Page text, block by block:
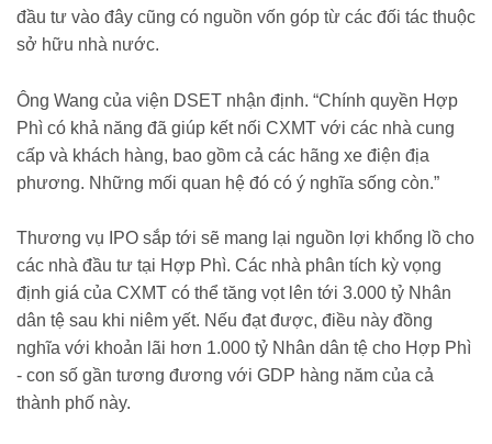
đầu tư vào đây cũng có nguồn vốn góp từ các đối tác thuộc
sở hữu nhà nước.
Ông Wang của viện DSET nhận định. “Chính quyền Hợp
Phì có khả năng đã giúp kết nối CXMT với các nhà cung
cấp và khách hàng, bao gồm cả các hãng xe điện địa
phương. Những mối quan hệ đó có ý nghĩa sống còn.”
Thương vụ IPO sắp tới sẽ mang lại nguồn lợi khổng lồ cho
các nhà đầu tư tại Hợp Phì. Các nhà phân tích kỳ vọng
định giá của CXMT có thể tăng vọt lên tới 3.000 tỷ Nhân
dân tệ sau khi niêm yết. Nếu đạt được, điều này đồng
nghĩa với khoản lãi hơn 1.000 tỷ Nhân dân tệ cho Hợp Phì
- con số gần tương đương với GDP hàng năm của cả
thành phố này.